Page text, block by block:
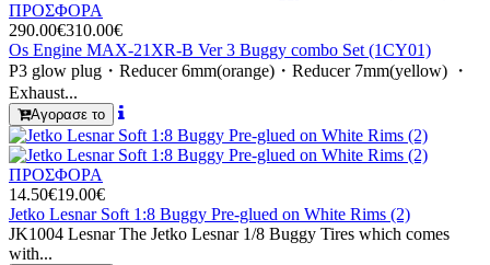
ΠΡΟΣΦΟΡΑ
290.00€310.00€
Os Engine MAX-21XR-B Ver 3 Buggy combo Set (1CY01)
P3 glow plug・Reducer 6mm(orange)・Reducer 7mm(yellow) ・
Exhaust...
Αγορασε το
ΠΡΟΣΦΟΡΑ
14.50€19.00€
Jetko Lesnar Soft 1:8 Buggy Pre-glued on White Rims (2)
JK1004 Lesnar The Jetko Lesnar 1/8 Buggy Tires which comes
with...